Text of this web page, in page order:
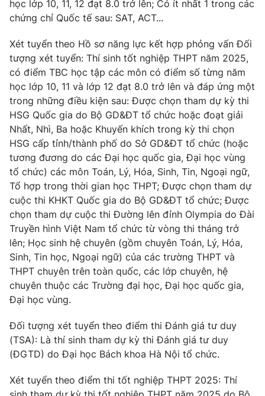
THỜI BÁO VTV
Theo dõi báo trên
Cơ quan chủ quản: Đài Truyền hình Việt Nam
Cơ quan báo chí:Thời báo VTV
Giấy phép hoạt động báo in và báo điện tử số 483/GP-BTTTT
cấp ngày 29/12/2023
Tổng Biên tập: Vũ Thanh Thủy
Phó Tổng Biên tập:Nguyễn Thị Mỹ Hạnh, Phạm Quốc Thắng,
Nguyễn Trọng Ninh
Tổng đài VTV:024.38 355 931 - 024.38 355 932
Ðiện thoại Thời báo VTV:024.66 897 897
Email:toasoan@vtv.vn
học lớp 10, 11, 12 đạt 8.0 trở lên; Có ít nhất 1 trong các
chứng chỉ Quốc tế sau: SAT, ACT...
Xét tuyển theo Hồ sơ năng lực kết hợp phỏng vấn Đối
tượng xét tuyển: Thí sinh tốt nghiệp THPT năm 2025,
có điểm TBC học tập các môn có điểm số từng năm
học lớp 10, 11 và lớp 12 đạt 8.0 trở lên và đáp ứng một
trong những điều kiện sau: Được chọn tham dự kỳ thi
HSG Quốc gia do Bộ GD&ĐT tổ chức hoặc đoạt giải
Nhất, Nhì, Ba hoặc Khuyến khích trong kỳ thi chọn
HSG cấp tỉnh/thành phố do Sở GD&ĐT tổ chức (hoặc
tương đương do các Đại học quốc gia, Đại học vùng
tổ chức) các môn Toán, Lý, Hóa, Sinh, Tin, Ngoại ngữ,
Tổ hợp trong thời gian học THPT; Được chọn tham dự
cuộc thi KHKT Quốc gia do Bộ GD&ĐT tổ chức; Được
chọn tham dự cuộc thi Đường lên đỉnh Olympia do Đài
Truyền hình Việt Nam tổ chức từ vòng thi tháng trở
lên; Học sinh hệ chuyên (gồm chuyên Toán, Lý, Hóa,
Sinh, Tin học, Ngoại ngữ) của các trường THPT và
THPT chuyên trên toàn quốc, các lớp chuyên, hệ
chuyên thuộc các Trường đại học, Đại học quốc gia,
Đại học vùng.
Đối tượng xét tuyển theo điểm thi Đánh giá tư duy
(TSA): Là thí sinh tham dự kỳ thi Đánh giá tư duy
(ĐGTD) do Đại học Bách khoa Hà Nội tổ chức.
Xét tuyển theo điểm thi tốt nghiệp THPT 2025: Thí